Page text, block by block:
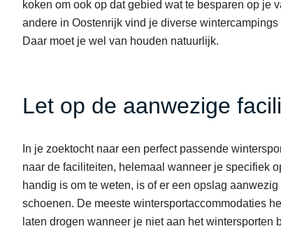
koken om ook op dat gebied wat te besparen op je
andere in Oostenrijk vind je diverse
Daar moet je wel van houden natuurlijk.
Let op de aanwezige
In je zoektocht naar een perfect passende
naar de faciliteiten, helemaal wanneer je specifiek
handig is om te weten, is of er een opslag
schoenen. De meeste wintersportaccommodaties
laten drogen wanneer je niet aan het wintersporten